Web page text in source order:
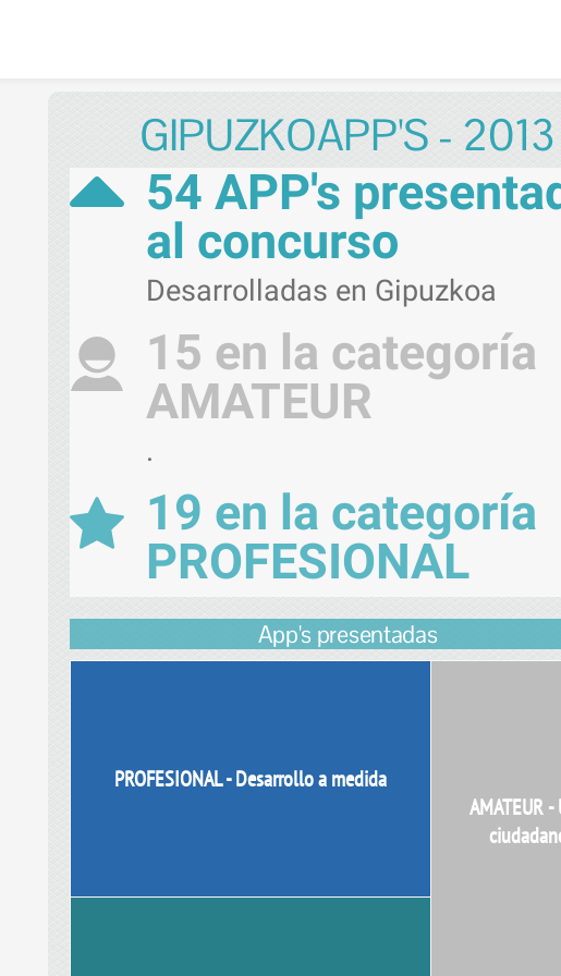
GIPUZKOAPP'S - 2013
54 APP's
al concurso
Desarrolladas en Gipuzkoa
15 en la categoría
AMATEUR
.
19 en la categoría
PROFESIONAL
App's presentadas
PROFESIONAL - Desarrollo a medida
AMATEUR -